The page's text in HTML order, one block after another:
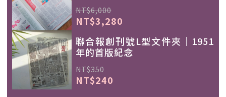
NT$6,000
NT$3,280
聯合報創刊號L型文件夾｜1951
年的首版紀念
NT$350
NT$240